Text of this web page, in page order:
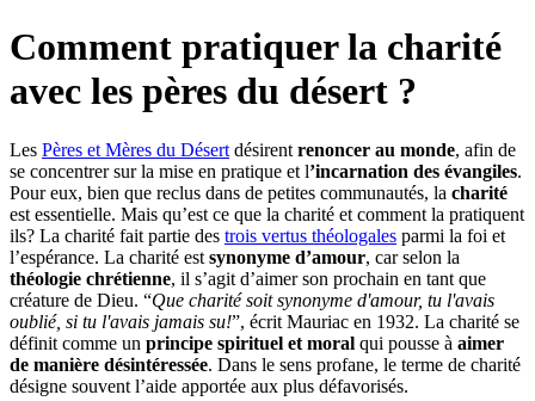
Comment pratiquer la charité
avec les pères du désert ?
Les Pères et Mères du Désert désirent renoncer au monde, afin de
se concentrer sur la mise en pratique et l’incarnation des évangiles.
Pour eux, bien que reclus dans de petites communautés, la charité
est essentielle. Mais qu’est ce que la charité et comment la pratiquent
ils? La charité fait partie des trois vertus théologales parmi la foi et
l’espérance. La charité est synonyme d’amour, car selon la
théologie chrétienne, il s’agit d’aimer son prochain en tant que
créature de Dieu. “Que charité soit synonyme d'amour, tu l'avais
oublié, si tu l'avais jamais su!”, écrit Mauriac en 1932. La charité se
définit comme un principe spirituel et moral qui pousse à aimer
de manière désintéressée. Dans le sens profane, le terme de charité
désigne souvent l’aide apportée aux plus défavorisés.